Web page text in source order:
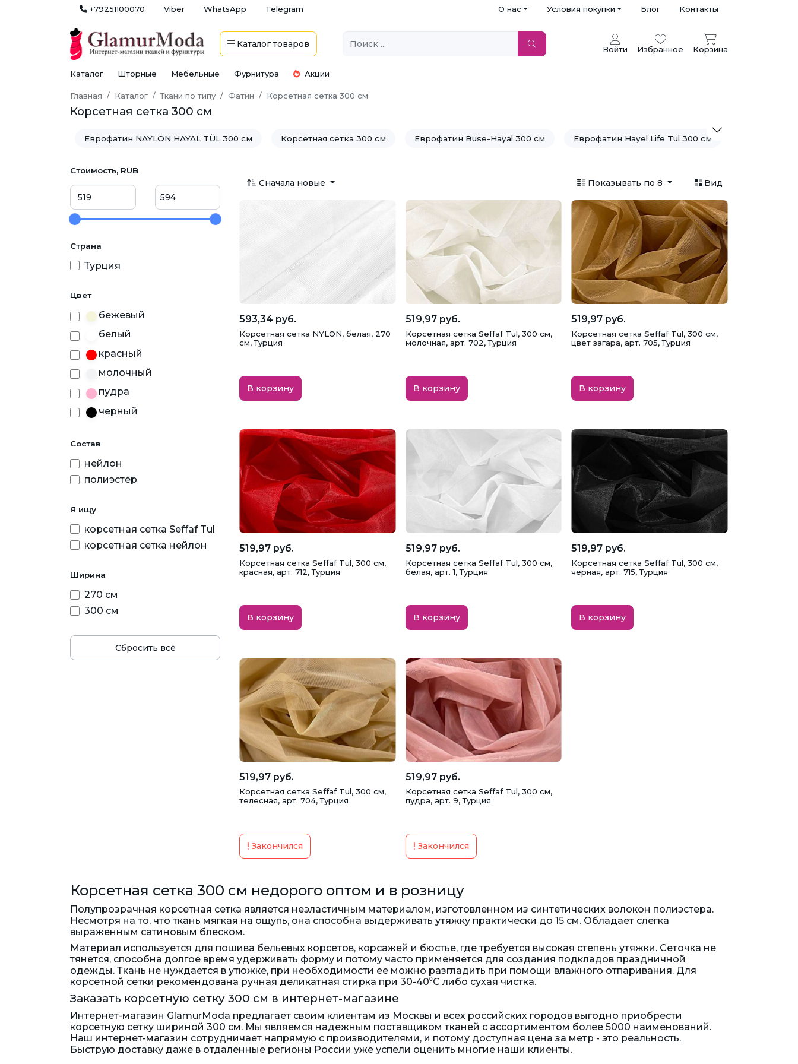
+79251100070 Viber WhatsApp Telegram О нас Условия покупки Блог Контакты
Каталог товаров Войти Избранное Корзина
Каталог Шторные Мебельные Фурнитура Акции
Главная Каталог Ткани по типу Фатин Корсетная сетка 300 см
Корсетная сетка 300 см
Еврофатин NAYLON HAYAL TÜL 300 см Корсетная сетка 300 см Еврофатин Buse-Hayal 300 см Еврофатин Hayel Life Tul 300 см
Еврофатин Karina (с блеском) 300 см
Сетка с бусинами и вышивкой Фатин Kristal средней жесткости 300 см Фатин жесткий GREK Tul Фатин с глиттером
Стоимость, RUB
Страна
Турция
Цвет
бежевый
белый
красный
молочный
пудра
черный
Состав
нейлон
полиэстер
Я ищу
корсетная сетка Seffaf Tul
корсетная сетка нейлон
Ширина
270 см
300 см
Сбросить всё
Сначала новые Показывать по 8 Вид
593,34 руб.
Корсетная сетка NYLON, белая, 270
см, Турция
В корзину
519,97 руб.
Корсетная сетка Seffaf Tul, 300 см,
молочная, арт. 702, Турция
В корзину
519,97 руб.
Корсетная сетка Seffaf Tul, 300 см,
цвет загара, арт. 705, Турция
В корзину
519,97 руб.
Корсетная сетка Seffaf Tul, 300 см,
красная, арт. 712, Турция
В корзину
519,97 руб.
Корсетная сетка Seffaf Tul, 300 см,
белая, арт. 1, Турция
В корзину
519,97 руб.
Корсетная сетка Seffaf Tul, 300 см,
черная, арт. 715, Турция
В корзину
519,97 руб.
Корсетная сетка Seffaf Tul, 300 см,
телесная, арт. 704, Турция
Закончился
519,97 руб.
Корсетная сетка Seffaf Tul, 300 см,
пудра, арт. 9, Турция
Закончился
Корсетная сетка 300 см недорого оптом и в розницу
Полупрозрачная корсетная сетка является неэластичным материалом, изготовленном из синтетических волокон полиэстера.
Несмотря на то, что ткань мягкая на ощупь, она способна выдерживать утяжку практически до 15 см. Обладает слегка
выраженным сатиновым блеском.
Материал используется для пошива бельевых корсетов, корсажей и бюстье, где требуется высокая степень утяжки. Сеточка не
тянется, способна долгое время удерживать форму и потому часто применяется для создания подкладов праздничной
одежды. Ткань не нуждается в утюжке, при необходимости ее можно разгладить при помощи влажного отпаривания. Для
корсетной сетки рекомендована ручная деликатная стирка при 30-40⁰C либо сухая чистка.
Заказать корсетную сетку 300 см в интернет-магазине
Интернет-магазин GlamurModa предлагает своим клиентам из Москвы и всех российских городов выгодно приобрести
корсетную сетку шириной 300 см. Мы являемся надежным поставщиком тканей с ассортиментом более 5000 наименований.
Наш интернет-магазин сотрудничает напрямую с производителями, и потому доступная цена за метр - это реальность.
Быструю доставку даже в отдаленные регионы России уже успели оценить многие наши клиенты.